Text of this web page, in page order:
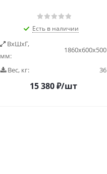
Есть в наличии
ВxШxГ,
мм:
1860x600x500
Вес, кг: 36
15 380₽/шт